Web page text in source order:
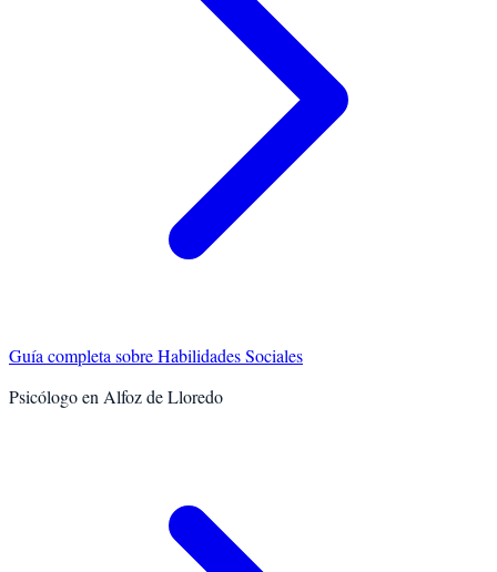
Guía completa sobreHabilidades Sociales
Psicólogo en Alfoz de Lloredo